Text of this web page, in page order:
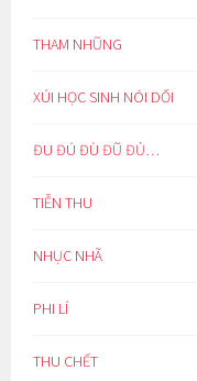
THAM NHŨNG
XÚI HỌC SINH NÓI DỐI
ĐU ĐÚ ĐÙ ĐŨ ĐỦ…
TIỄN THU
NHỤC NHÃ
PHI LÍ
THU CHẾT